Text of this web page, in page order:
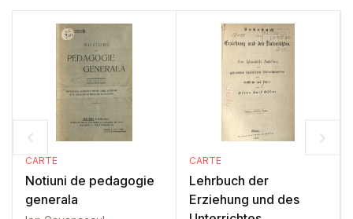
CARTE
Notiuni de pedagogie
generala
CARTE
Lehrbuch der
Erziehung und des